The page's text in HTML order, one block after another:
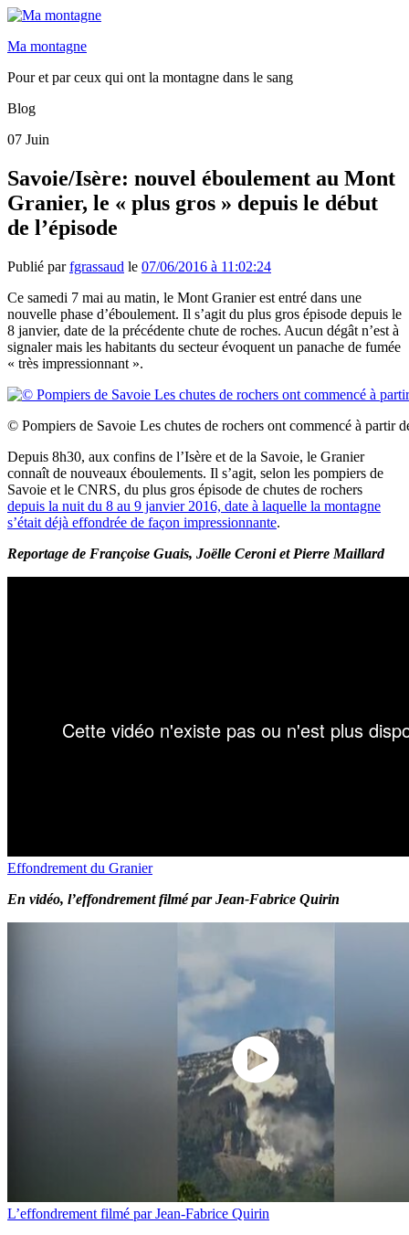
Ma montagne
Pour et par ceux qui ont la montagne dans le sang
Blog
07 Juin
Savoie/Isère: nouvel éboulement au Mont
Granier, le « plus gros » depuis le début
de l’épisode
Publié parfgrassaud le 07/06/2016 à 11:02:24
Ce samedi 7 mai au matin, le Mont Granier est entré dans une
nouvelle phase d’éboulement. Il s’agit du plus gros épisode depuis le
8 janvier, date de la précédente chute de roches. Aucun dégât n’est à
signaler mais les habitants du secteur évoquent un panache de fumée
« très impressionnant ».
© Pompiers de Savoie Les chutes de rochers ont commencé à partir
Depuis 8h30, aux confins de l’Isère et de la Savoie, le Granier
connaît de nouveaux éboulements. Il s’agit, selon les pompiers de
Savoie et le CNRS, du plus gros épisode de chutes de rochers
depuis la nuit du 8 au 9 janvier 2016, date à laquelle la montagne
s’était déjà effondrée de façon impressionnante.
Reportage de Françoise Guais, Joëlle Ceroni et Pierre Maillard
Effondrement du Granier
En vidéo, l’effondrement filmé par Jean-Fabrice Quirin
L’effondrement filmé par Jean-Fabrice Quirin